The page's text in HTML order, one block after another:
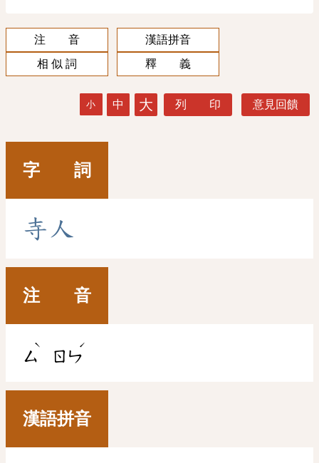
注 音
漢語拼音
相 似 詞
釋 義
小 中 大 列 印 意見回饋
字 詞
寺 人
注 音
ㄙ
ˋ
ㄖㄣ
ˊ
漢語拼音